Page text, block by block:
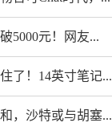
5000元！网友...
了！14英寸笔记...
，沙特或与胡塞...